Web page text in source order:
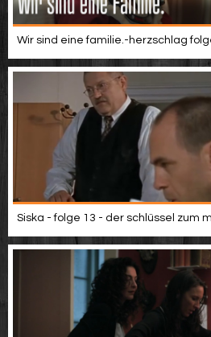
Wir sind eine familie.-herzschlag
Siska - folge 13 - der schlüssel zum